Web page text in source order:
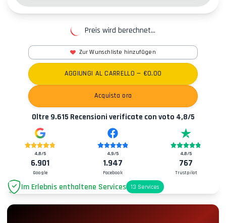
Zur Wunschliste hinzufügen
Preis wird berechnet...
AGGIUNGI AL CARRELLO — €0.00
Acquista ora
Oltre 9.615 Recensioni verificate con voto 4,8/5
4,8/5
6.901
Google
4,9/5
1.947
Facebook
4,8/5
767
Trustpilot
Im Erlebnis enthaltene Services 13 Services
Parkplatz +2.00€